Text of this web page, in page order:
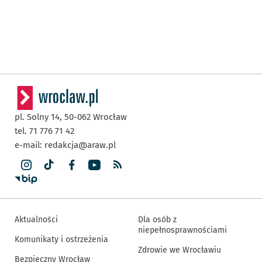
pl. Solny 14, 50-062 Wrocław
tel. 71 776 71 42
e-mail: redakcja@araw.pl
Aktualności
Komunikaty i ostrzeżenia
Bezpieczny Wrocław
Dla osób z
niepełnosprawnościami
Zdrowie we Wrocławiu